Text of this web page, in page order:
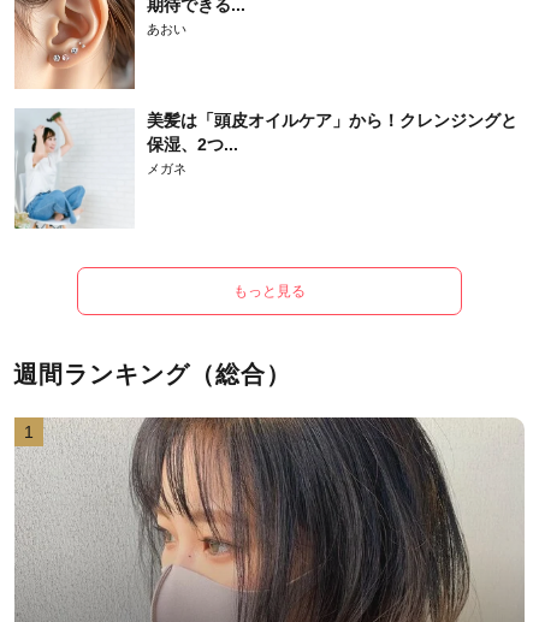
期待できる...
あおい
美髪は「頭皮オイルケア」から！クレンジングと
保湿、2つ...
メガネ
もっと見る
週間ランキング（総合）
1